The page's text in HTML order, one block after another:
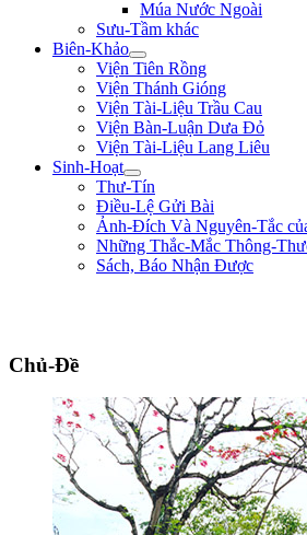
Múa Nước Ngoài
Sưu-Tầm khác
Biên-Khảo
Viện Tiên Rồng
Viện Thánh Gióng
Viện Tài-Liệu Trầu Cau
Viện Bàn-Luận Dưa Đỏ
Viện Tài-Liệu Lang Liêu
Sinh-Hoạt
Thư-Tín
Điều-Lệ Gửi Bài
Ảnh-Đích Và Nguyên-Tắc
Những Thắc-Mắc Thông-
Sách, Báo Nhận Được
Chủ-Đề